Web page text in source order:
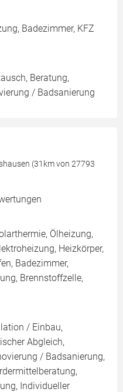
Badezimmer, KFZ
Beratung,
/ Badsanierung
(31km von 27793
Ölheizung,
Heizkörper,
Badezimmer,
Brennstoffzelle,
/ Einbau,
Abgleich,
/ Badsanierung,
Individueller